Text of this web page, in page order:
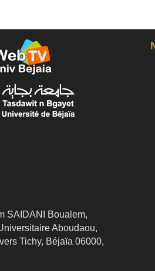
SAIDANI Boualem,
Aboudaou,
Tichy, Béjaïa 06000,